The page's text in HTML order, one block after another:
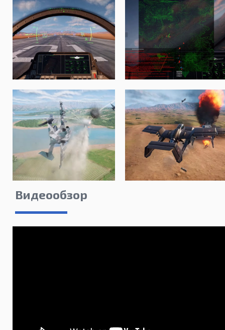
Видеообзор